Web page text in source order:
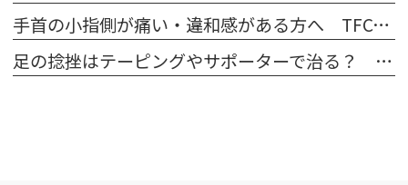
手首の小指側が痛い・違和感がある方へ TFCC損傷とは？
足の捻挫はテーピングやサポーターで治る？ 病院での対処法も解説